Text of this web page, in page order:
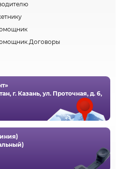
г. Казань, ул. Проточная, д. 6,